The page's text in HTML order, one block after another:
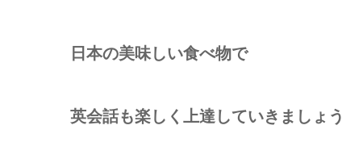
日本の美味しい食べ物で
英会話も楽しく上達していきましょう